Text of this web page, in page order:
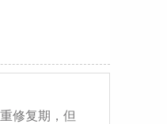
修复期，但